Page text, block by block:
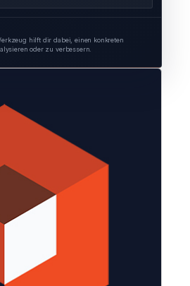
hilft dir dabei, einen konkreten
oder zu verbessern.